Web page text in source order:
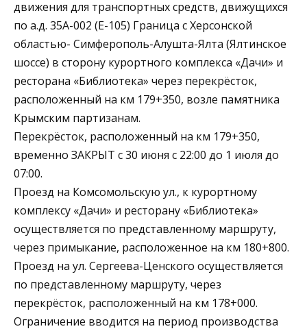
движения для транспортных средств, движущихся
по а.д. 35А-002 (Е-105) Граница с Херсонской
областью- Симферополь-Алушта-Ялта (Ялтинское
шоссе) в сторону курортного комплекса «Дачи» и
ресторана «Библиотека» через перекрёсток,
расположенный на км 179+350, возле памятника
Крымским партизанам.
Перекрёсток, расположенный на км 179+350,
временно ЗАКРЫТ с 30 июня с 22:00 до 1 июля до
07:00.
Проезд на Комсомольскую ул., к курортному
комплексу «Дачи» и ресторану «Библиотека»
осуществляется по представленному маршруту,
через примыкание, расположенное на км 180+800.
Проезд на ул. Сергеева-Ценского осуществляется
по представленному маршруту, через
перекрёсток, расположенный на км 178+000.
Ограничение вводится на период производства